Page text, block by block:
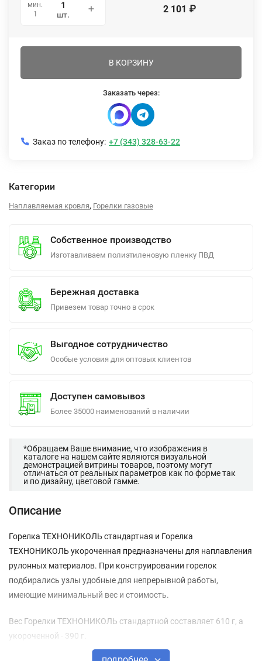
мин.
1
шт. 2 101 ₽
В КОРЗИНУ
Заказать через:
Заказ по телефону: +7 (343) 328-63-22
Категории
Наплавляемая кровля, Горелки газовые
Собственное производство
Изготавливаем полиэтиленовую пленку ПВД
Бережная доставка
Привезем товар точно в срок
Выгодное сотрудничество
Особые условия для оптовых клиентов
Доступен самовывоз
Более 35000 наименований в наличии
*Обращаем Ваше внимание, что изображения в
каталоге на нашем сайте являются визуальной
демонстрацией витрины товаров, поэтому могут
отличаться от реальных параметров как по форме так
и по дизайну, цветовой гамме.
Описание
Горелка ТЕХНОНИКОЛЬ стандартная и Горелка
ТЕХНОНИКОЛЬ укороченная предназначены для наплавления
рулонных материалов. При конструировании горелок
подбирались узлы удобные для непрерывной работы,
имеющие минимальный вес и стоимость.
Вес Горелки ТЕХНОНИКОЛЬ стандартной составляет 610 г, а
укороченной - 390 г.